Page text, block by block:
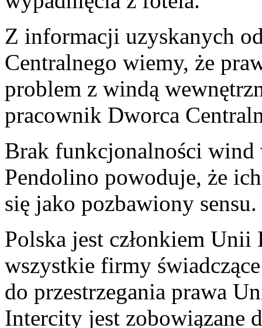
Z informacji uzyskanych
Centralnego wiemy, że
problem z windą
pracownik Dworca
Brak funkcjonalności wind
Pendolino powoduje, że
się jako pozbawiony sensu.
Polska jest członkiem
wszystkie firmy
do przestrzegania prawa
Intercity jest zobowiązane